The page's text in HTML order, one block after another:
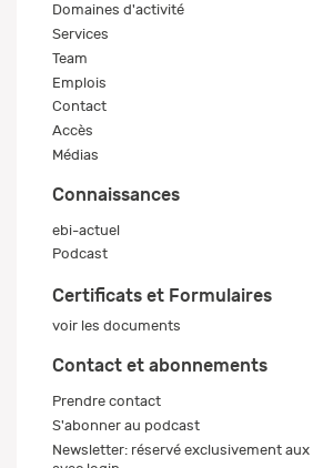
Domaines d'activité
Services
Team
Emplois
Contact
Accès
Médias
Connaissances
ebi-actuel
Podcast
Certificats et Formulaires
voir les documents
Contact et abonnements
Prendre contact
S'abonner au podcast
Newsletter: réservé exclusivement